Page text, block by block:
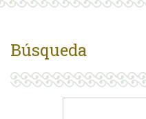
Búsqueda